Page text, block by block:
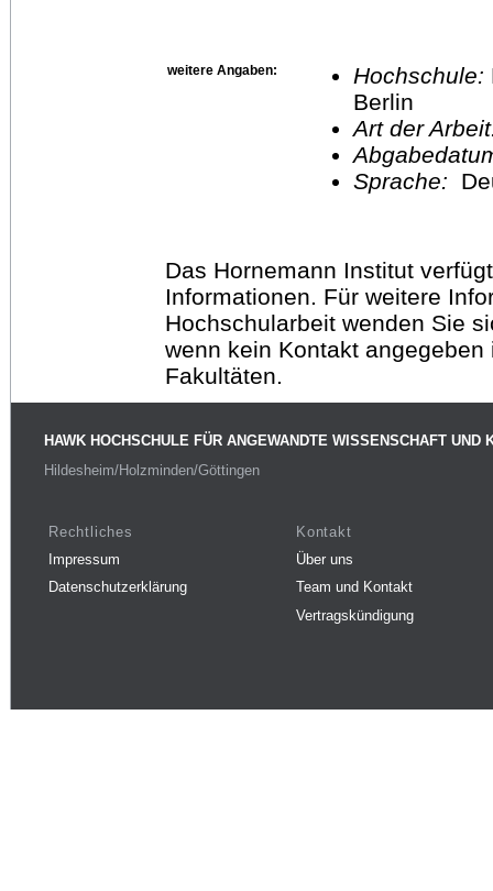
weitere Angaben: Hochschule:
Berlin
Art der
Sprache:
Das Hornemann Institut
Informationen. Für weitere
Hochschularbeit wenden Sie
wenn kein Kontakt
Fakultäten.
HAWK HOCHSCHULE FÜR ANGEWANDTE WISSENSCHAFT UND
Hildesheim/Holzminden/Göttingen
Rechtliches
Impressum
Datenschutzerklärung
Kontakt
Über uns
Team und Kontakt
Vertragskündigung